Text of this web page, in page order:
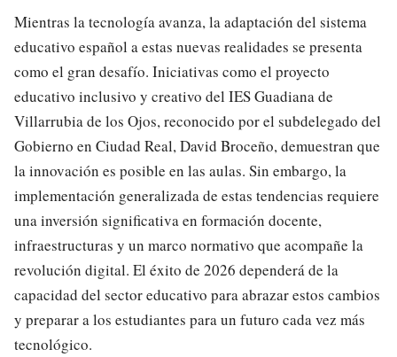
Mientras la tecnología avanza, la adaptación del sistema
educativo español a estas nuevas realidades se presenta
como el gran desafío. Iniciativas como el proyecto
educativo inclusivo y creativo del IES Guadiana de
Villarrubia de los Ojos, reconocido por el subdelegado del
Gobierno en Ciudad Real, David Broceño, demuestran que
la innovación es posible en las aulas. Sin embargo, la
implementación generalizada de estas tendencias requiere
una inversión significativa en formación docente,
infraestructuras y un marco normativo que acompañe la
revolución digital. El éxito de 2026 dependerá de la
capacidad del sector educativo para abrazar estos cambios
y preparar a los estudiantes para un futuro cada vez más
tecnológico.